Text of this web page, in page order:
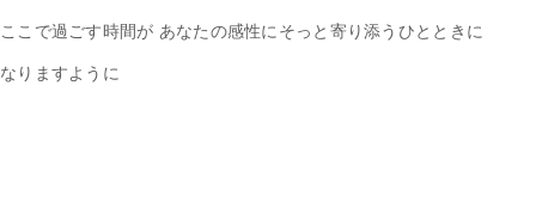
ここで過ごす時間が あなたの感性にそっと寄り添うひとときに
なりますように